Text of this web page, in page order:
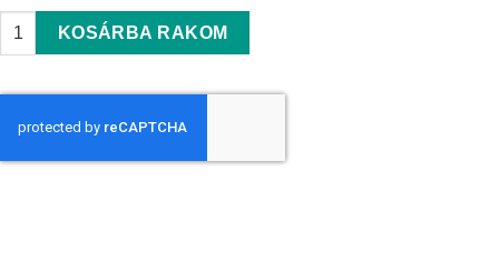
UNITED Tűzgátló Pisztolyhab 750ml B1 quantity
KOSÁRBA RAKOM